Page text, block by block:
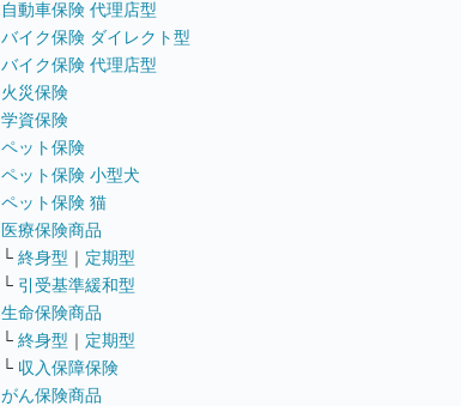
自動車保険 代理店型
バイク保険 ダイレクト型
バイク保険 代理店型
火災保険
学資保険
ペット保険
ペット保険 小型犬
ペット保険 猫
医療保険商品
└ 終身型 ｜ 定期型
└ 引受基準緩和型
生命保険商品
└ 終身型 ｜ 定期型
└ 収入保障保険
がん保険商品